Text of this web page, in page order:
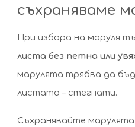
съхраняваме
При избора на маруля
листа без петна или
марулята трябва да
листата – стегнати.
Съхранявайте марулята